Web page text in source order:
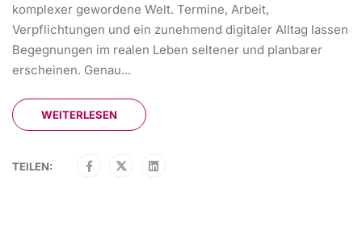
komplexer gewordene Welt. Termine, Arbeit,
Verpflichtungen und ein zunehmend digitaler Alltag lassen
Begegnungen im realen Leben seltener und planbarer
erscheinen. Genau...
WEITERLESEN
TEILEN: